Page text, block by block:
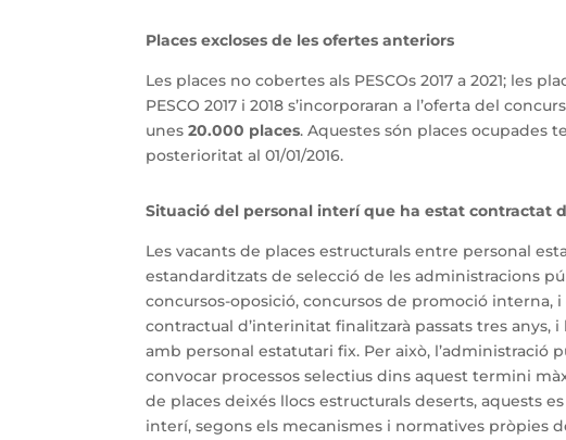
Places excloses de les ofertes anteriors
Les places no cobertes als PESCOs 2017 a 2021; les
PESCO 2017 i 2018 s’incorporaran a l’oferta del
unes20.000 places. Aquestes són places ocupades
posterioritat al 01/01/2016.
Situació del personal interí que ha estat contractat
Les vacants de places estructurals entre personal
estandarditzats de selecció de les administracions
concursos-oposició, concursos de promoció interna,
contractual d’interinitat finalitzarà passats tres anys, i
amb personal estatutari fix. Per això, l’administració
convocar processos selectius dins aquest termini
de places deixés llocs estructurals deserts, aquests
interí, segons els mecanismes i normatives pròpies